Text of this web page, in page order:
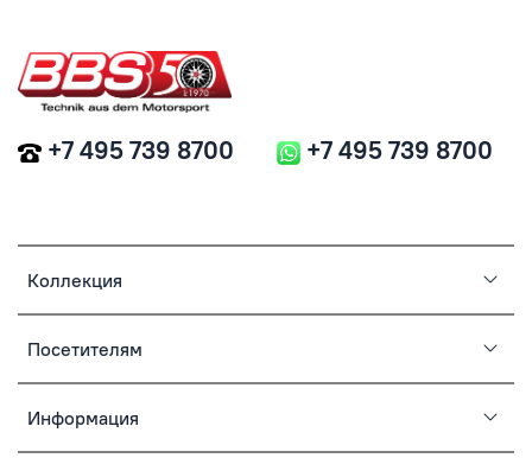
Коллекция
Посетителям
Информация
+7 495 739 8700 +7 495 739 8700